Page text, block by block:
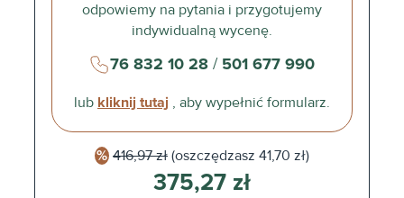
odpowiemy na pytania i przygotujemy
indywidualną wycenę.
76 832 10 28/ 501 677 990
lub kliknij tutaj , aby wypełnić formularz.
416,97 zł (oszczędzasz 41,70 zł)
375,27 zł